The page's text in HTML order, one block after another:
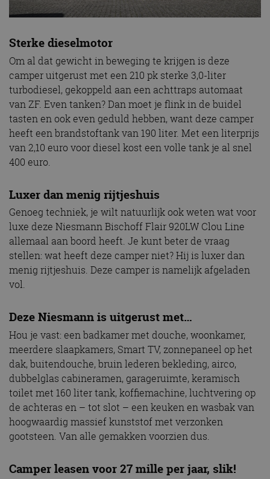
Sterke dieselmotor
Om al dat gewicht in beweging te krijgen is deze
camper uitgerust met een 210 pk sterke 3,0-liter
turbodiesel, gekoppeld aan een achttraps automaat
van ZF. Even tanken? Dan moet je flink in de buidel
tasten en ook even geduld hebben, want deze camper
heeft een brandstoftank van 190 liter. Met een literprijs
van 2,10 euro voor diesel kost een volle tank je al snel
400 euro.
Luxer dan menig rijtjeshuis
Genoeg techniek, je wilt natuurlijk ook weten wat voor
luxe deze Niesmann Bischoff Flair 920LW Clou Line
allemaal aan boord heeft. Je kunt beter de vraag
stellen: wat heeft deze camper niet? Hij is luxer dan
menig rijtjeshuis. Deze camper is namelijk afgeladen
vol.
Deze Niesmann is uitgerust met…
Hou je vast: een badkamer met douche, woonkamer,
meerdere slaapkamers, Smart TV, zonnepaneel op het
dak, buitendouche, bruin lederen bekleding, airco,
dubbelglas cabineramen, garageruimte, keramisch
toilet met 160 liter tank, koffiemachine, luchtvering op
de achteras en – tot slot – een keuken en wasbak van
hoogwaardig massief kunststof met verzonken
gootsteen. Van alle gemakken voorzien dus.
Camper leasen voor 27 mille per jaar, slik!